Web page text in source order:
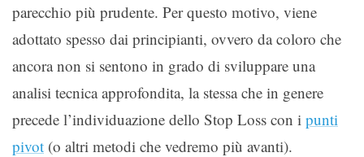
parecchio più prudente. Per questo motivo, viene
adottato spesso dai principianti, ovvero da coloro che
ancora non si sentono in grado di sviluppare una
analisi tecnica approfondita, la stessa che in genere
precede l’individuazione dello Stop Loss con i punti
pivot (o altri metodi che vedremo più avanti).